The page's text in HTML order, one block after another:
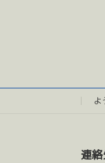
よ
連